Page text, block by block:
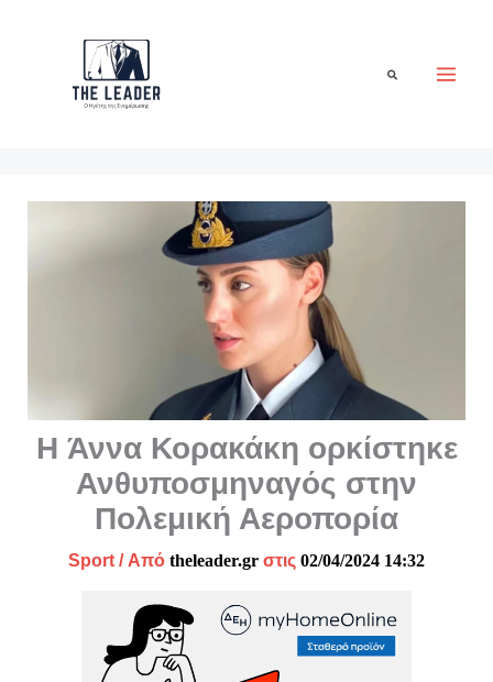
Αναζήτηση
H Άννα Κορακάκη ορκίστηκε
Ανθυποσμηναγός στην
Πολεμική Αεροπορία
Sport / Από theleader.gr στις 02/04/2024 14:32